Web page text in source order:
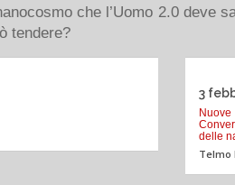
che l’Uomo 2.0 deve
tendere?
3
delle
Telmo